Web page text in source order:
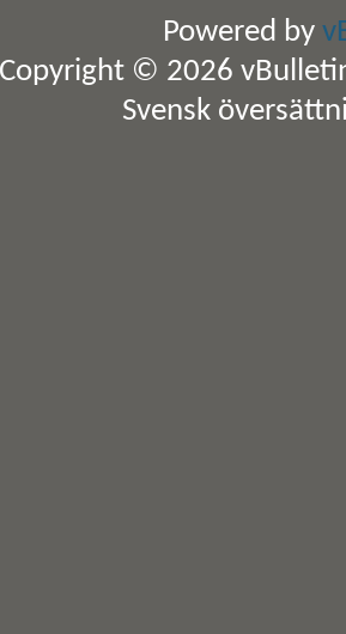
Powered by
Copyright © 2026
Svensk